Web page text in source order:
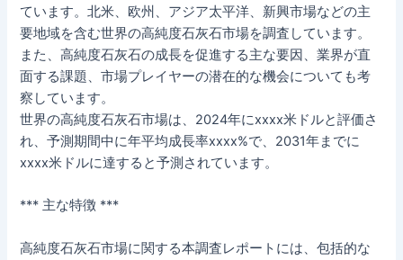
ています。北米、欧州、アジア太平洋、新興市場などの主
要地域を含む世界の高純度石灰石市場を調査しています。
また、高純度石灰石の成長を促進する主な要因、業界が直
面する課題、市場プレイヤーの潜在的な機会についても考
察しています。
世界の高純度石灰石市場は、2024年にxxxx米ドルと評価さ
れ、予測期間中に年平均成長率xxxx%で、2031年までに
xxxx米ドルに達すると予測されています。
*** 主な特徴 ***
高純度石灰石市場に関する本調査レポートには、包括的な